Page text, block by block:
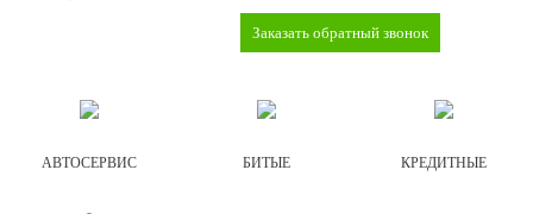
Заказать обратный звонок
АВТОСЕРВИС БИТЫЕ КРЕДИТНЫЕ